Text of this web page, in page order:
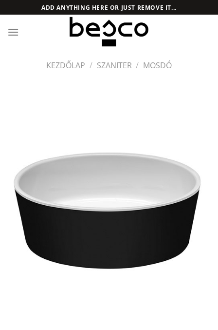
to
content
ADD ANYTHING HERE OR JUST REMOVE IT...
KEZDŐLAP / SZANITER / MOSDÓ